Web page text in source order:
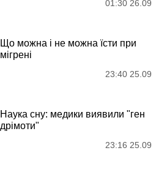
01:30 26.09
Що можна і не можна їсти при
мігрені
23:40 25.09
Наука сну: медики виявили "ген
дрімоти"
23:16 25.09